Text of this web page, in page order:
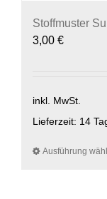
Stoffmuster
3,00 €
inkl. MwSt.
Lieferzeit: 14
Ausführung